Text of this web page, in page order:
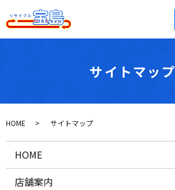
サイトマップ
HOME サイトマップ
HOME
店舗案内